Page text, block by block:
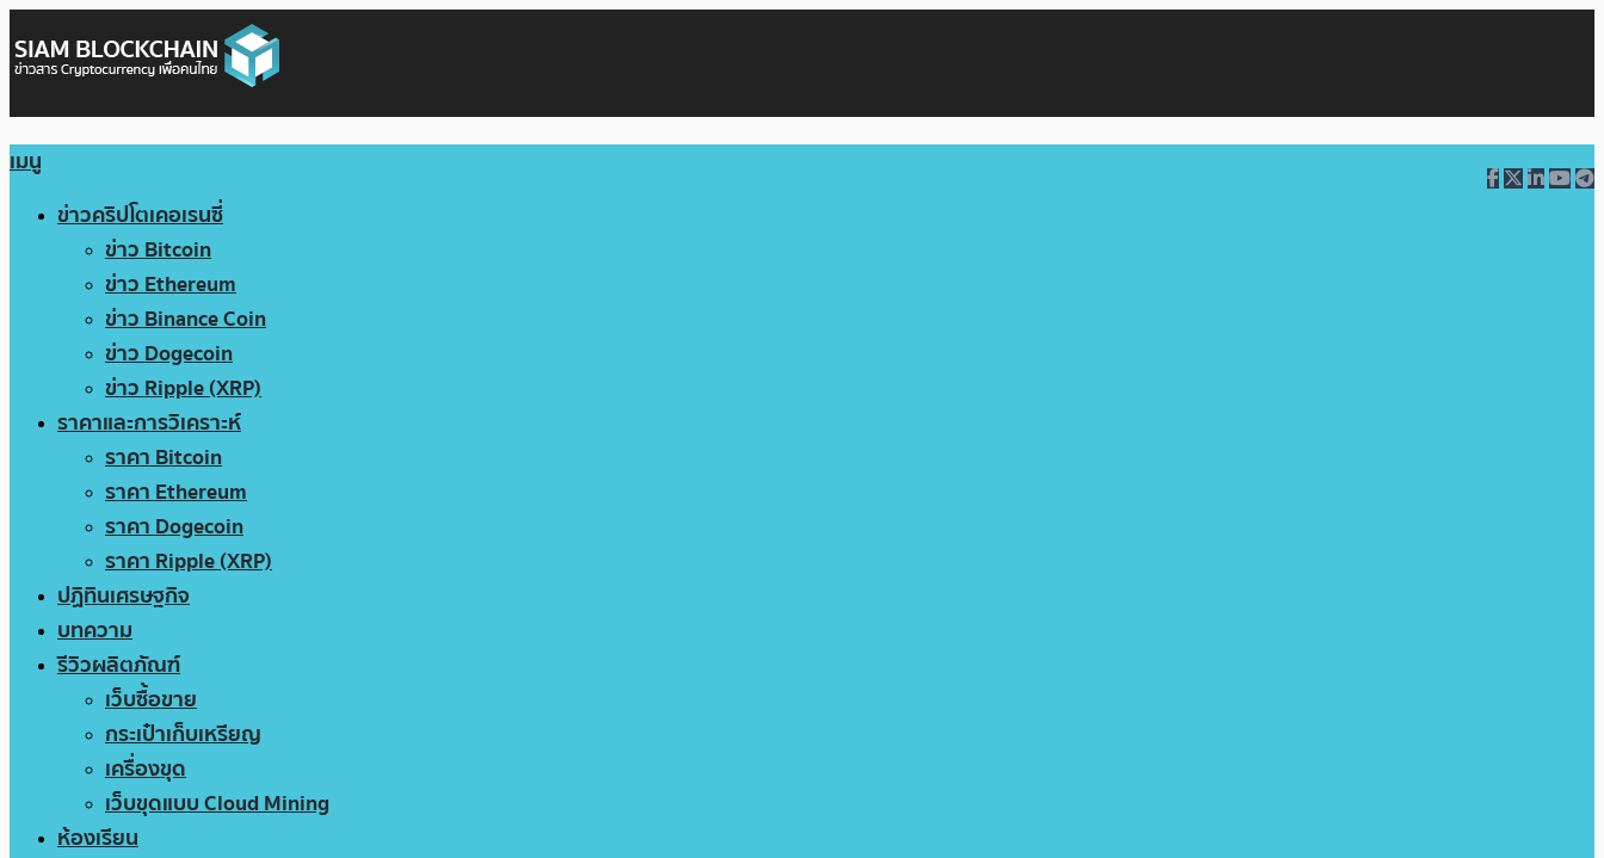
เมนู
ข่าวคริปโตเคอเรนซี่
ข่าว Bitcoin
ข่าว Ethereum
ข่าว Binance Coin
ข่าว Dogecoin
ข่าว Ripple (XRP)
ราคาและการวิเคราะห์
ราคา Bitcoin
ราคา Ethereum
ราคา Dogecoin
ราคา Ripple (XRP)
ปฏิทินเศรษฐกิจ
บทความ
รีวิวผลิตภัณฑ์
เว็บซื้อขาย
กระเป๋าเก็บเหรียญ
เครื่องขุด
เว็บขุดแบบ Cloud Mining
ห้องเรียน